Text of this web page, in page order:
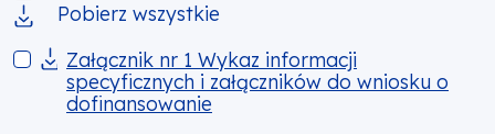
Pobierz wszystkie
Załącznik nr 1 Wykaz informacji specyficznych i
Załącznik nr 1 Wykaz informacji
specyficznych i załączników do wniosku o
dofinansowanie